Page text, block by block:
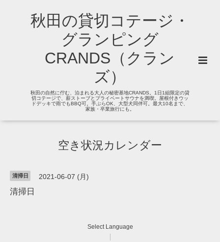
秋田の貸切コテージ・
グランピング
CRANDS（クラン
ズ）
秋田の自然に佇む、泊まれる大人の秘密基地CRANDS。1日1組限定の貸
切コテージで、薪ストーブとプライベートサウナを満喫。屋根付きウッ
ドデッキで雨でもBBQ可。手ぶらOK、大型犬同伴可。最大10名まで、
家族・卒業旅行にも。
空き状況カレンダー
清掃日 2021-06-07 (月)
清掃日
Select Language